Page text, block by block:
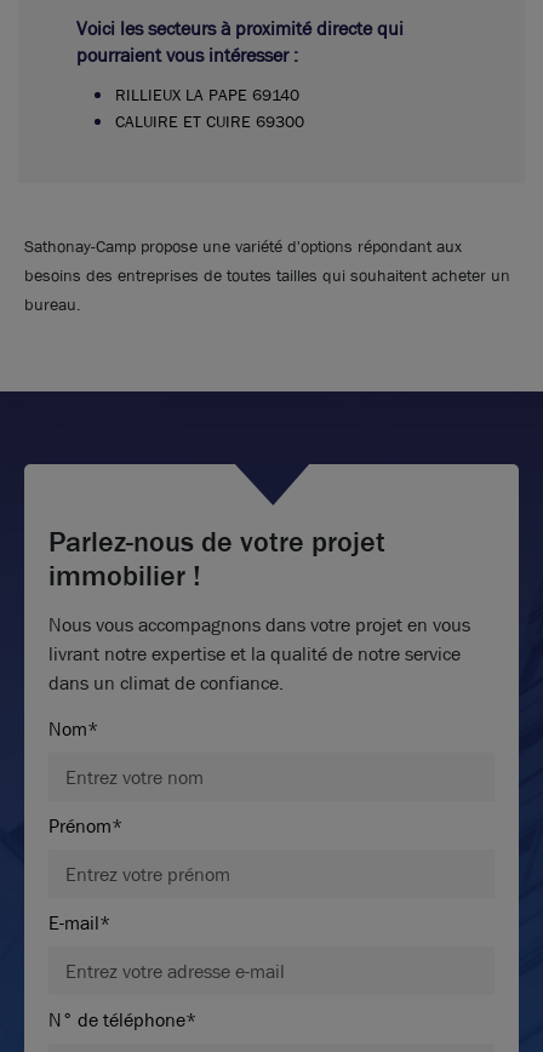
Voici les secteurs à proximité directe qui
pourraient vous intéresser :
RILLIEUX LA PAPE 69140
CALUIRE ET CUIRE 69300
Sathonay-Camp propose une variété d'options répondant aux
besoins des entreprises de toutes tailles qui souhaitent acheter un
bureau.
Parlez-nous de votre projet
immobilier !
Nous vous accompagnons dans votre projet en vous
livrant notre expertise et la qualité de notre service
dans un climat de confiance.
Nom*
Prénom*
E-mail*
N° de téléphone*